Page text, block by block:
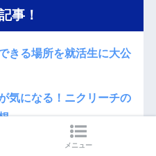
事！
きる場所を就活生に大公
気になる！ニクリーチの
を、OBOG訪問10回経験
メニュー